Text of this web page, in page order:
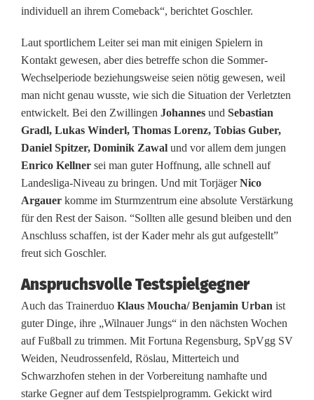
f
R
ü
c
k
k
e
h
r
e
r
,
m
u
s
individuell an ihrem Comeback“, berichtet Goschler.
Laut sportlichem Leiter sei man mit einigen Spielern in
Kontakt gewesen, aber dies betreffe schon die Sommer-
Wechselperiode beziehungsweise seien nötig gewesen, weil
man nicht genau wusste, wie sich die Situation der Verletzten
entwickelt. Bei den Zwillingen Johannes und Sebastian
Gradl, Lukas Winderl, Thomas Lorenz, Tobias Guber,
Daniel Spitzer, Dominik Zawal und vor allem dem jungen
Enrico Kellner sei man guter Hoffnung, alle schnell auf
Landesliga-Niveau zu bringen. Und mit TorjägerNico
Argauer komme im Sturmzentrum eine absolute Verstärkung
für den Rest der Saison. “Sollten alle gesund bleiben und den
Anschluss schaffen, ist der Kader mehr als gut aufgestellt”
freut sich Goschler.
Anspruchsvolle Testspielgegner
Auch das Trainerduo Klaus Moucha/ Benjamin Urban ist
guter Dinge, ihre „Wilnauer Jungs“ in den nächsten Wochen
auf Fußball zu trimmen. Mit Fortuna Regensburg, SpVgg SV
Weiden, Neudrossenfeld, Röslau, Mitterteich und
Schwarzhofen stehen in der Vorbereitung namhafte und
starke Gegner auf dem Testspielprogramm. Gekickt wird